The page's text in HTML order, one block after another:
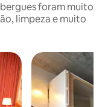
foram muito
limpeza e muito